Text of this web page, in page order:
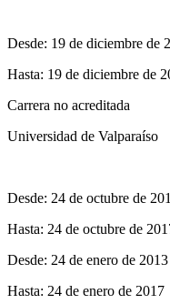
Desde: 19 de diciembre de
Hasta: 19 de diciembre de
Carrera no acreditada
Universidad de Valparaíso
Desde: 24 de octubre de
Hasta: 24 de octubre de
Desde: 24 de enero de 2013
Hasta: 24 de enero de 2017